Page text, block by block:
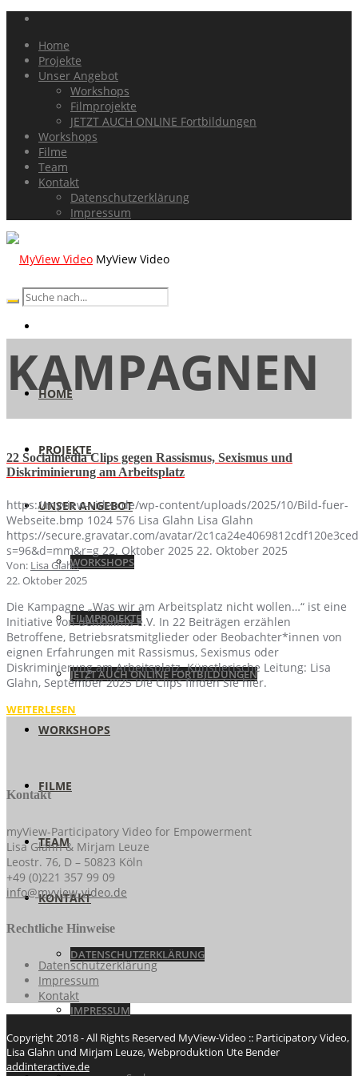
Home
Projekte
Unser Angebot
Workshops
Filmprojekte
JETZT AUCH ONLINE Fortbildungen
Workshops
Filme
Team
Kontakt
Datenschutzerklärung
Impressum
MyView Video
HOME
PROJEKTE
UNSER ANGEBOT
WORKSHOPS
FILMPROJEKTE
JETZT AUCH ONLINE FORTBILDUNGEN
WORKSHOPS
FILME
TEAM
KONTAKT
DATENSCHUTZERKLÄRUNG
IMPRESSUM
KAMPAGNEN
22 Socialmedia Clips gegen Rassismus, Sexismus und
Diskriminierung am Arbeitsplatz
https://myview-video.de/wp-content/uploads/2025/10/Bild-fuer-
Webseite.bmp 1024 576 Lisa Glahn Lisa Glahn
https://secure.gravatar.com/avatar/
s=96&d=mm&r=g 22. Oktober 2025 22. Oktober 2025
Von: Lisa Glahn
22. Oktober 2025
Die Kampagne „Was wir am Arbeitsplatz nicht wollen…“ ist eine
Initiative von denkklima e.V. In 22 Beiträgen erzählen
Betroffene, Betriebsratsmitglieder oder Beobachter*innen von
eignen Erfahrungen mit Rassismus, Sexismus oder
Diskriminierung am Arbeitsplatz. Künstlerische Leitung: Lisa
Glahn, September 2025 Die Clips finden Sie hier.
WEITERLESEN
Kontakt
myView-Participatory Video for Empowerment
Lisa Glahn & Mirjam Leuze
Leostr. 76, D – 50823 Köln
+49 (0)221 357 99 09
info@myview-video.de
Rechtliche Hinweise
Datenschutzerklärung
Impressum
Kontakt
Copyright 2018 - All Rights Reserved MyView-Video :: Participatory Video,
Lisa Glahn und Mirjam Leuze, Webproduktion Ute Bender
addinteractive.de